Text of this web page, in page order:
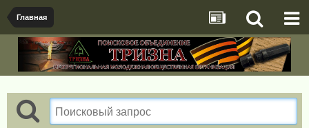
Главная